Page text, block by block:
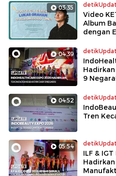
03:35
Video
Album
dengan
04:39
9
04:52
Tren
05:54
ILF &